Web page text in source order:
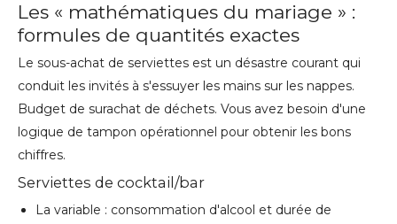
Les « mathématiques du mariage » :
formules de quantités exactes
Le sous-achat de serviettes est un désastre courant qui
conduit les invités à s'essuyer les mains sur les nappes.
Budget de surachat de déchets. Vous avez besoin d'une
logique de tampon opérationnel pour obtenir les bons
chiffres.
Serviettes de cocktail/bar
La variable : consommation d'alcool et durée de